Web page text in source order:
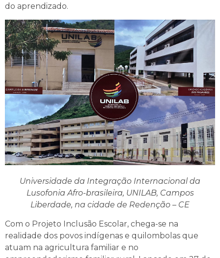
do aprendizado.
Universidade da Integração Internacional da
Lusofonia Afro-brasileira, UNILAB, Campos
Liberdade, na cidade de Redenção – CE
Com o Projeto Inclusão Escolar, chega-se na
realidade dos povos indígenas e quilombolas que
atuam na agricultura familiar e no